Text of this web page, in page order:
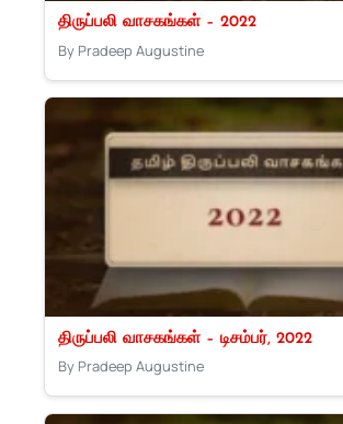
திருப்பலி வாசகங்கள் – 2022
By Pradeep Augustine
திருப்பலி வாசகங்கள் – டிசம்பர், 2022
By Pradeep Augustine